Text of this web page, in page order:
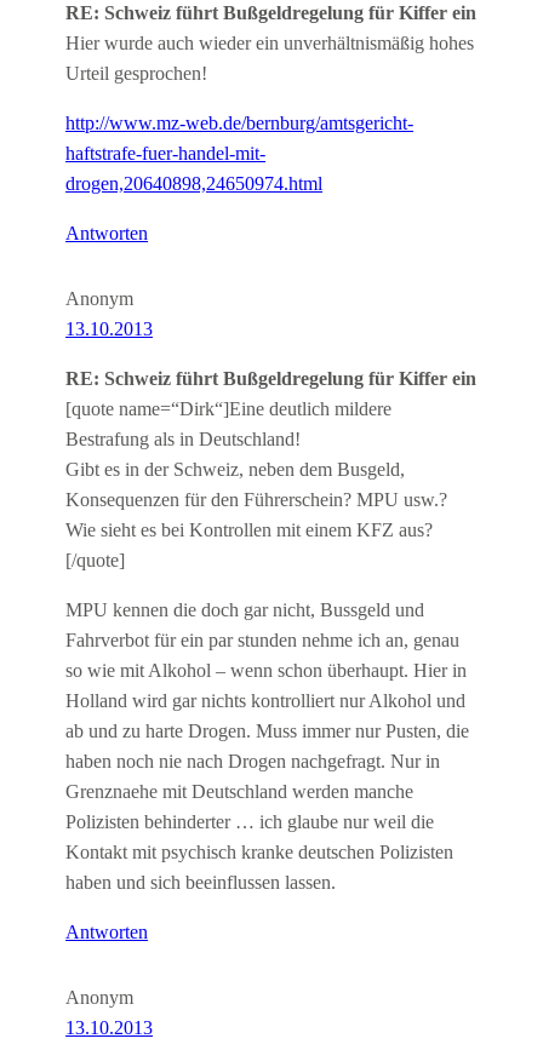
RE: Schweiz führt Bußgeldregelung für Kiffer ein
Hier wurde auch wieder ein unverhältnismäßig hohes
Urteil gesprochen!
http://www.mz-web.de/bernburg/amtsgericht-
haftstrafe-fuer-handel-mit-
drogen,20640898,24650974.html
Antworten
Anonym
13.10.2013
RE: Schweiz führt Bußgeldregelung für Kiffer ein
[quote name=“Dirk“]Eine deutlich mildere
Bestrafung als in Deutschland!
Gibt es in der Schweiz, neben dem Busgeld,
Konsequenzen für den Führerschein? MPU usw.?
Wie sieht es bei Kontrollen mit einem KFZ aus?
[/quote]
MPU kennen die doch gar nicht, Bussgeld und
Fahrverbot für ein par stunden nehme ich an, genau
so wie mit Alkohol – wenn schon überhaupt. Hier in
Holland wird gar nichts kontrolliert nur Alkohol und
ab und zu harte Drogen. Muss immer nur Pusten, die
haben noch nie nach Drogen nachgefragt. Nur in
Grenznaehe mit Deutschland werden manche
Polizisten behinderter … ich glaube nur weil die
Kontakt mit psychisch kranke deutschen Polizisten
haben und sich beeinflussen lassen.
Antworten
Anonym
13.10.2013